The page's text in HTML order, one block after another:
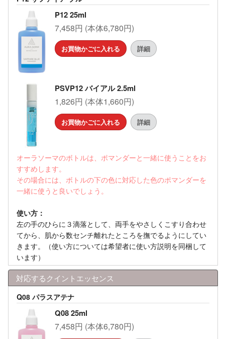
P12 25ml
7,458円 (本体6,780円)
お買物かごに入れる 詳細
PSVP12 バイアル 2.5ml
1,826円 (本体1,660円)
お買物かごに入れる 詳細
オーラソーマのボトルは、ポマンダーと一緒に使うことをお
すすめします。
その場合には、ボトルの下の色に対応した色のポマンダーを
一緒に使うと良いでしょう。
使い方：
左の手のひらに３滴落として、両手をやさしくこすり合わせ
てから、肌から数センチ離れたところを撫でるようにしてい
きます。（使い方については希望者に使い方説明を同梱して
います）
対応するクイントエッセンス
Q08 パラスアテナ
Q08 25ml
7,458円 (本体6,780円)